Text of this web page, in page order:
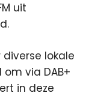
uit
lokale
via DAB+
in deze